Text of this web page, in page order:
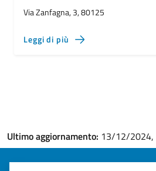
Via Zanfagna, 3, 80125
Leggi di più
Ultimo aggiornamento: 13/12/2024,